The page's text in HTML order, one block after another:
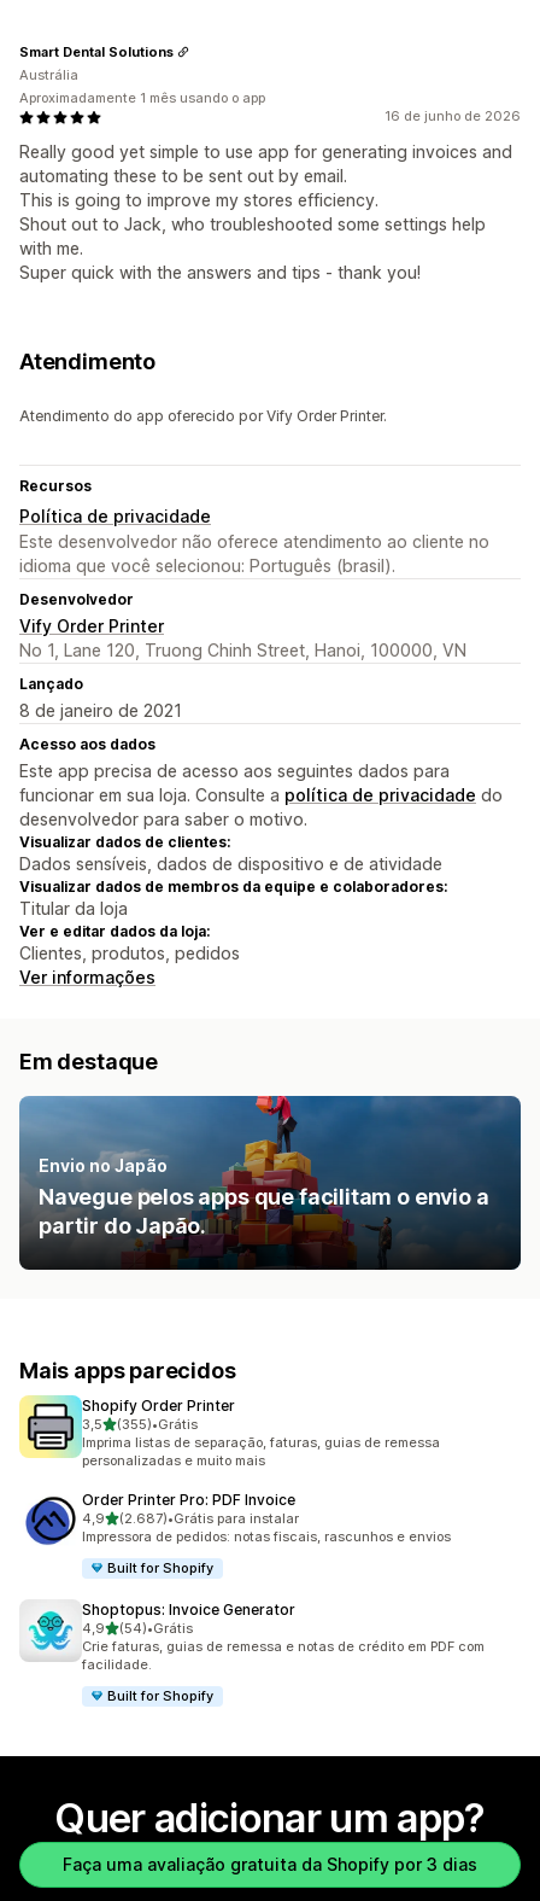
16 de junho de 2026
Really good yet simple to use app for generating invoices and
automating these to be sent out by email.
This is going to improve my stores efficiency.
Shout out to Jack, who troubleshooted some settings help
with me.
Super quick with the answers and tips - thank you!
Smart Dental Solutions
Austrália
Aproximadamente 1 mês usando o app
Atendimento
Atendimento do app oferecido por Vify Order Printer.
Recursos
Política de privacidade
Este desenvolvedor não oferece atendimento ao cliente no
idioma que você selecionou: Português (brasil).
Desenvolvedor
Vify Order Printer
No 1, Lane 120, Truong Chinh Street, Hanoi, 100000, VN
Lançado
8 de janeiro de 2021
Acesso aos dados
Este app precisa de acesso aos seguintes dados para
funcionar em sua loja. Consulte a política de privacidade do
desenvolvedor para saber o motivo.
Visualizar dados de clientes:
Dados sensíveis, dados de dispositivo e de atividade
Visualizar dados de membros da equipe e colaboradores:
Titular da loja
Ver e editar dados da loja:
Clientes, produtos, pedidos
Ver informações
Em destaque
Envio no Japão
Navegue pelos apps que facilitam o envio a
partir do Japão.
Mais apps parecidos
Shopify Order Printer
3,5de 5 estrelas
(355)
355 avaliações ao todo
•Grátis
Imprima listas de separação, faturas, guias de remessa
personalizadas e muito mais
Order Printer Pro: PDF Invoice
4,9de 5 estrelas
(2.687)
2687 avaliações ao todo
•Grátis para instalar
Impressora de pedidos: notas fiscais, rascunhos e envios
Built for Shopify
Shoptopus: Invoice Generator
4,9de 5 estrelas
(54)
54 avaliações ao todo
•Grátis
Crie faturas, guias de remessa e notas de crédito em PDF com
facilidade.
Built for Shopify
Quer adicionar um app?
Faça uma avaliação gratuita da Shopify por 3 dias